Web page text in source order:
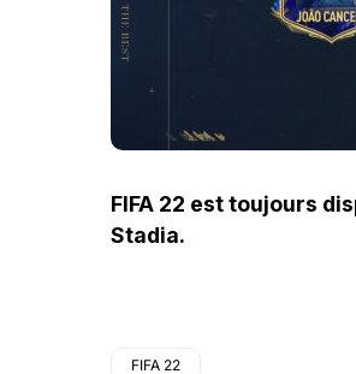
FIFA 22 est toujours
Stadia.
FIFA 22